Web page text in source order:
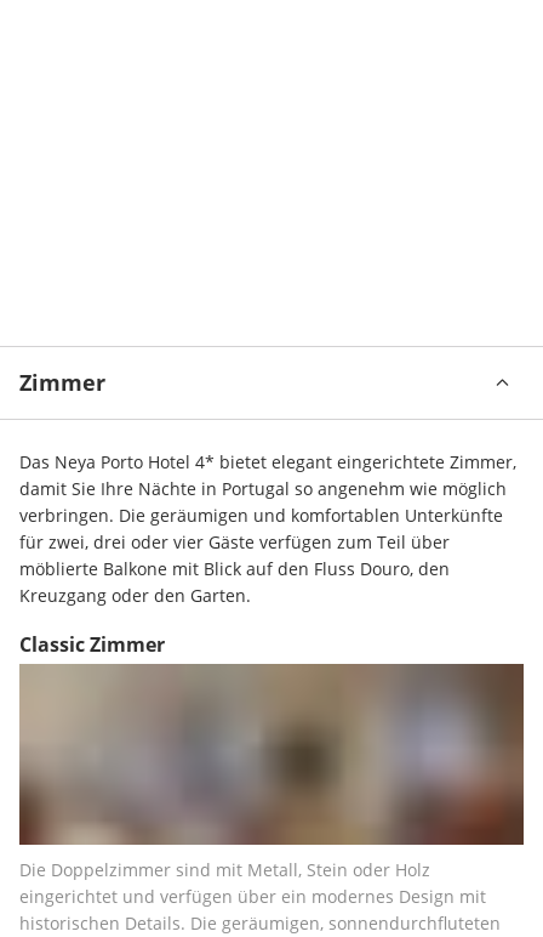
Zimmer
Das Neya Porto Hotel 4* bietet elegant eingerichtete Zimmer,
damit Sie Ihre Nächte in Portugal so angenehm wie möglich
verbringen. Die geräumigen und komfortablen Unterkünfte
für zwei, drei oder vier Gäste verfügen zum Teil über
möblierte Balkone mit Blick auf den Fluss Douro, den
Kreuzgang oder den Garten.
Classic Zimmer
Die Doppelzimmer sind mit Metall, Stein oder Holz
eingerichtet und verfügen über ein modernes Design mit
historischen Details. Die geräumigen, sonnendurchfluteten